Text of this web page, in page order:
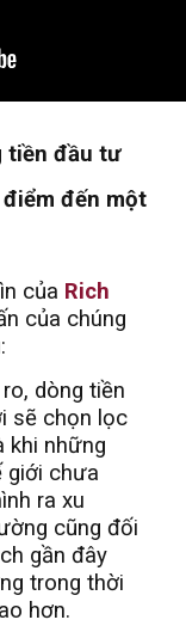
tiền đầu tư
đến một
của Rich
của chúng
dòng tiền
sẽ chọn lọc
khi những
giới chưa
ra xu
cũng đối
gần đây
trong thời
hơn.